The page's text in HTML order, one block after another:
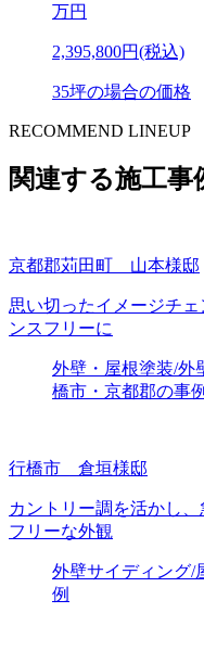
万円
2,395,800円(税込)
35坪の場合の価格
RECOMMEND LINEUP
関連する施工事
京都郡苅田町 山本様邸
思い切ったイメージチ
ンスフリーに
外壁・屋根塗装/外
橋市・京都郡の事例
行橋市 倉垣様邸
カントリー調を活かし
フリーな外観
外壁サイディング/
例